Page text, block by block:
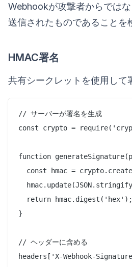
Webhookが攻撃者からでは
送信されたものであることを
HMAC署名
共有シークレットを使用して
// サーバーが署名を生成
const crypto =
function
const hmac =
  return hmac.digest('hex');
}
// ヘッダーに含める